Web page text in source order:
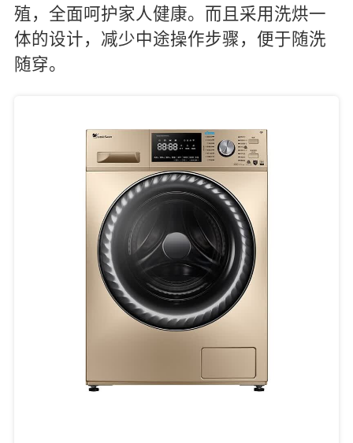
殖，全面呵护家人健康。而且采用洗烘一
体的设计，减少中途操作步骤，便于随洗
随穿。